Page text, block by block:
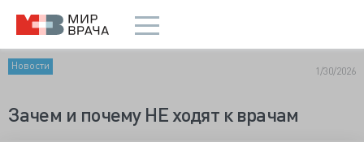
Новости 1/30/2026
Зачем и почему НЕ ходят к врачам